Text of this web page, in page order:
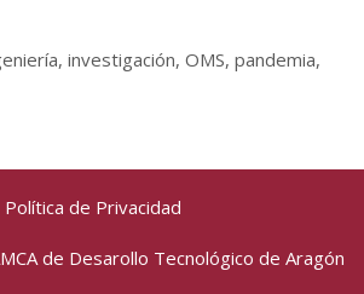
, investigación, OMS, pandemia,
Política de Privacidad
de Desarollo Tecnológico de Aragón